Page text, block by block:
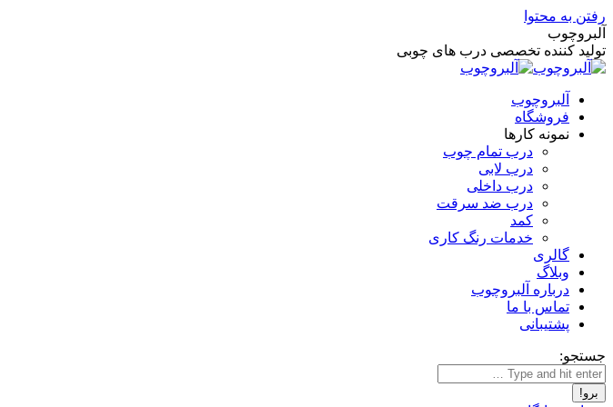
رفتن به محتوا
آلبروچوب
تولید کننده تخصصی درب های چوبی
آلبروچوب
فروشگاه
نمونه کارها
درب تمام چوب
درب لابی
درب داخلی
درب ضد سرقت
کمد
خدمات رنگ کاری
گالری
وبلاگ
درباره آلبروچوب
تماس با ما
پشتیبانی
جستجو: